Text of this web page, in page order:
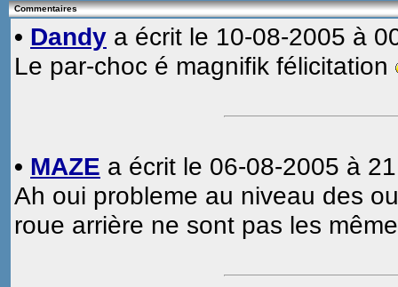
Commentaires
• Dandy a écrit le 10-08-2005 à
Le par-choc é magnifik félicitation
• MAZE a écrit le 06-08-2005 à
Ah oui probleme au niveau des
roue arrière ne sont pas les